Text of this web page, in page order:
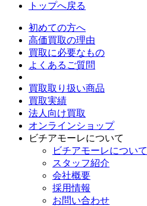
トップへ戻る
初めての方へ
高価買取の理由
買取に必要なもの
よくあるご質問
買取取り扱い商品
買取実績
法人向け買取
オンラインショップ
ビチアモーレについて
ビチアモーレについて
スタッフ紹介
会社概要
採用情報
お問い合わせ